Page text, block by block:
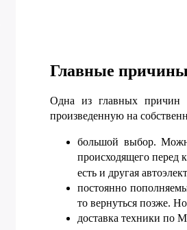
Главные причины
Одна из главных причин
произведенную на
большой выбор.
происходящего перед
есть и другая
постоянно
то вернуться позже.
доставка техники по